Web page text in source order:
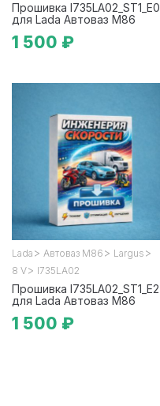
Прошивка I735LA02_ST1_E0
для Lada Автоваз М86
1 500 ₽
Lada > Автоваз М86 > Largus >
8 V> I735LA02
Прошивка I735LA02_ST1_E2
для Lada Автоваз М86
1 500 ₽